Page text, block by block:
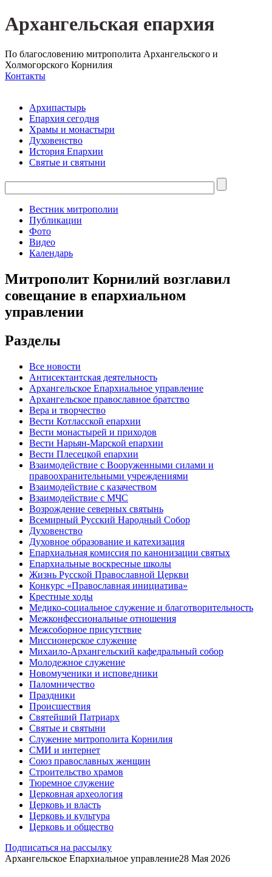
Архангельская епархия
По благословению митрополита Архангельского и
Холмогорского Корнилия
Контакты
Архипастырь
Епархия сегодня
Храмы и монастыри
Духовенство
История Епархии
Святые и святыни
Вестник митрополии
Публикации
Фото
Видео
Календарь
Митрополит Корнилий возглавил
совещание в епархиальном
управлении
Разделы
Все новости
Антисектантская деятельность
Архангельское Епархиальное управление
Архангельское православное братство
Вера и творчество
Вести Котласской епархии
Вести монастырей и приходов
Вести Нарьян-Марской епархии
Вести Плесецкой епархии
Взаимодействие с Вооруженными силами и
правоохранительными учреждениями
Взаимодействие с казачеством
Взаимодействие с МЧС
Возрождение северных святынь
Всемирный Русский Народный Собор
Духовенство
Духовное образование и катехизация
Епархиальная комиссия по канонизации святых
Епархиальные воскресные школы
Жизнь Русской Православной Церкви
Конкурс «Православная инициатива»
Крестные ходы
Медико-социальное служение и благотворительность
Межконфессиональные отношения
Межсоборное присутствие
Миссионерское служение
Михаило-Архангельский кафедральный собор
Молодежное служение
Новомученики и исповедники
Паломничество
Праздники
Происшествия
Святейший Патриарх
Святые и святыни
Служение митрополита Корнилия
СМИ и интернет
Союз православных женщин
Строительство храмов
Тюремное служение
Церковная археология
Церковь и власть
Церковь и культура
Церковь и общество
Подписаться на рассылку
Архангельское Епархиальное управление28 Мая 2026